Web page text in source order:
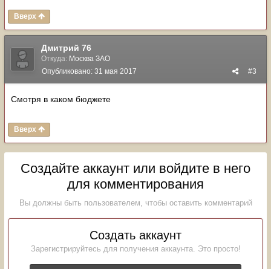
Вверх
Дмитрий 76
Откуда: Москва ЗАО
#3
Опубликовано: 31 мая 2017
Смотря в каком бюджете
Вверх
Создайте аккаунт или войдите в него
для комментирования
Вы должны быть пользователем, чтобы оставить комментарий
Создать аккаунт
Зарегистрируйтесь для получения аккаунта. Это просто!